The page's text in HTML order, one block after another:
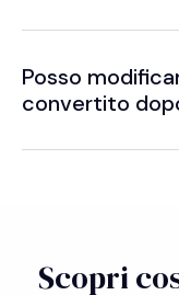
Posso
convertito
Scopri